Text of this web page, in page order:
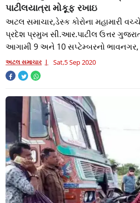
પાટીલયાત્રા મોકૂફ રખાઇ
અટલ સમાચાર,ડેસ્ક કોરોના મહામારી
પ્રદેશ પ્રમુખ સી.આર.પાટીલ ઉત્તર
આગામી 9 અને 10 સપ્ટેમ્બરનો ભાવનગર,
પ્રવાસ રદ્દ કરવામાં આવ્યો છે. ત
અટલ સમાચાર Sat,5 Sep 2020